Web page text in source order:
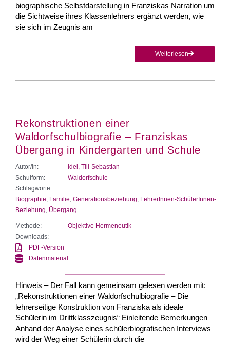
biographische Selbstdarstellung in Franziskas Narration um
die Sichtweise ihres Klassenlehrers ergänzt werden, wie
sie sich im Zeugnis am
Weiterlesen
Rekonstruktionen einer
Waldorfschulbiografie – Franziskas
Übergang in Kindergarten und Schule
Autor/in:
Idel, Till-Sebastian
Schulform:
Waldorfschule
Schlagworte:
Biographie Familie Generationsbeziehung LehrerInnen-SchülerInnen-
Beziehung Übergang
Methode:
Objektive Hermeneutik
Downloads:
PDF-Version
Datenmaterial
Hinweis – Der Fall kann gemeinsam gelesen werden mit:
„Rekonstruktionen einer Waldorfschulbiografie – Die
lehrerseitige Konstruktion von Franziska als ideale
Schülerin im Drittklasszeugnis“ Einleitende Bemerkungen
Anhand der Analyse eines schülerbiografischen Interviews
wird der Weg einer Schülerin durch die